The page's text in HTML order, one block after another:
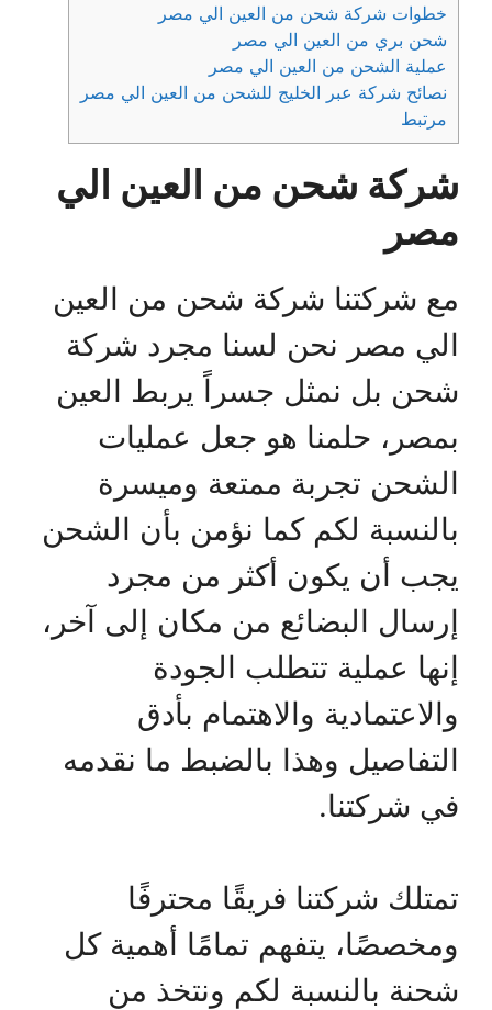
خطوات شركة شحن من العين الي مصر
شحن بري من العين الي مصر
عملية الشحن من العين الي مصر
نصائح شركة عبر الخليج للشحن من العين الي مصر
مرتبط
شركة شحن من العين الي
مصر
مع شركتنا شركة شحن من العين
الي مصر نحن لسنا مجرد شركة
شحن بل نمثل جسراً يربط العين
بمصر، حلمنا هو جعل عمليات
الشحن تجربة ممتعة وميسرة
بالنسبة لكم كما نؤمن بأن الشحن
يجب أن يكون أكثر من مجرد
إرسال البضائع من مكان إلى آخر،
إنها عملية تتطلب الجودة
والاعتمادية والاهتمام بأدق
التفاصيل وهذا بالضبط ما نقدمه
في شركتنا.
تمتلك شركتنا فريقًا محترفًا
ومخصصًا، يتفهم تمامًا أهمية كل
شحنة بالنسبة لكم ونتخذ من